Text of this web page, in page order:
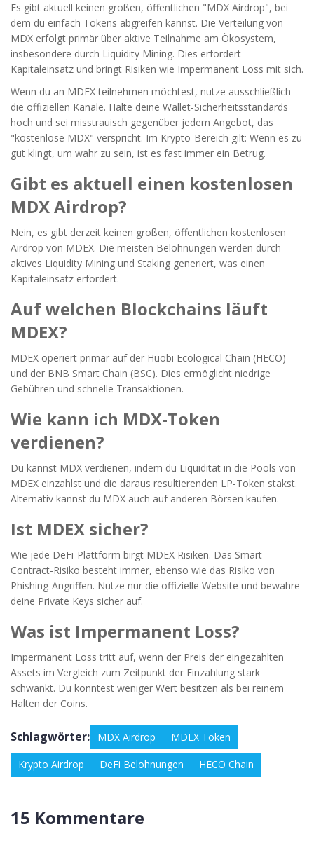
Es gibt aktuell keinen großen, öffentlichen "MDX Airdrop", bei
dem du einfach Tokens abgreifen kannst. Die Verteilung von
MDX erfolgt primär über aktive Teilnahme am Ökosystem,
insbesondere durch Liquidity Mining. Dies erfordert
Kapitaleinsatz und bringt Risiken wie Impermanent Loss mit sich.
Wenn du an MDEX teilnehmen möchtest, nutze ausschließlich
die offiziellen Kanäle. Halte deine Wallet-Sicherheitsstandards
hoch und sei misstrauisch gegenüber jedem Angebot, das
"kostenlose MDX" verspricht. Im Krypto-Bereich gilt: Wenn es zu
gut klingt, um wahr zu sein, ist es fast immer ein Betrug.
Gibt es aktuell einen kostenlosen
MDX Airdrop?
Nein, es gibt derzeit keinen großen, öffentlichen kostenlosen
Airdrop von MDEX. Die meisten Belohnungen werden durch
aktives Liquidity Mining und Staking generiert, was einen
Kapitaleinsatz erfordert.
Auf welchen Blockchains läuft
MDEX?
MDEX operiert primär auf der Huobi Ecological Chain (HECO)
und der BNB Smart Chain (BSC). Dies ermöglicht niedrige
Gebühren und schnelle Transaktionen.
Wie kann ich MDX-Token
verdienen?
Du kannst MDX verdienen, indem du Liquidität in die Pools von
MDEX einzahlst und die daraus resultierenden LP-Token stakst.
Alternativ kannst du MDX auch auf anderen Börsen kaufen.
Ist MDEX sicher?
Wie jede DeFi-Plattform birgt MDEX Risiken. Das Smart
Contract-Risiko besteht immer, ebenso wie das Risiko von
Phishing-Angriffen. Nutze nur die offizielle Website und bewahre
deine Private Keys sicher auf.
Was ist Impermanent Loss?
Impermanent Loss tritt auf, wenn der Preis der eingezahlten
Assets im Vergleich zum Zeitpunkt der Einzahlung stark
schwankt. Du könntest weniger Wert besitzen als bei reinem
Halten der Coins.
Schlagwörter: MDX Airdrop MDEX Token
Krypto Airdrop DeFi Belohnungen HECO Chain
15 Kommentare